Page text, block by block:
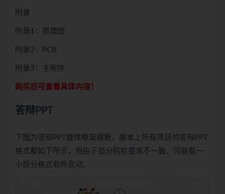
附录
附录1：原理图
附录2：PCB
附录3：主程序
购买后可查看具体内容！
答辩PPT
下图为答辩PPT整体框架模板，基本上所有项目的答辩PPT
格式都如下所示，但由于部分院校要求不一致，可能有一
小部分格式有所变动。